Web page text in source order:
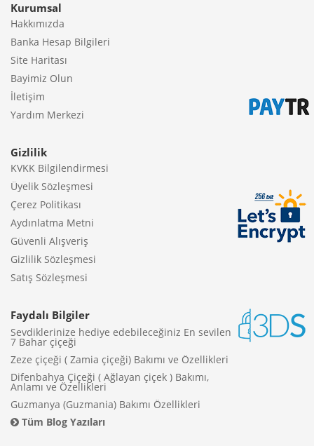
Kurumsal
Hakkımızda
Banka Hesap Bilgileri
Site Haritası
Bayimiz Olun
İletişim
Yardım Merkezi
Gizlilik
KVKK Bilgilendirmesi
Üyelik Sözleşmesi
Çerez Politikası
Aydınlatma Metni
Güvenli Alışveriş
Gizlilik Sözleşmesi
Satış Sözleşmesi
Faydalı Bilgiler
Sevdiklerinize hediye edebileceğiniz En sevilen
7 Bahar çiçeği
Zeze çiçeği ( Zamia çiçeği) Bakımı ve Özellikleri
Difenbahya Çiçeği ( Ağlayan çiçek ) Bakımı,
Anlamı ve Özellikleri
Guzmanya (Guzmania) Bakımı Özellikleri
Tüm Blog Yazıları